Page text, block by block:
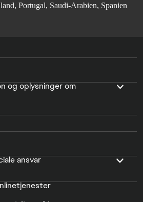
Portugal, Saudi-Arabien, Spanien
og oplysninger om
ansvar